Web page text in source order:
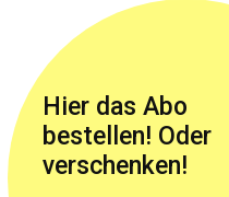
Hier das Abo
bestellen! Oder
verschenken!